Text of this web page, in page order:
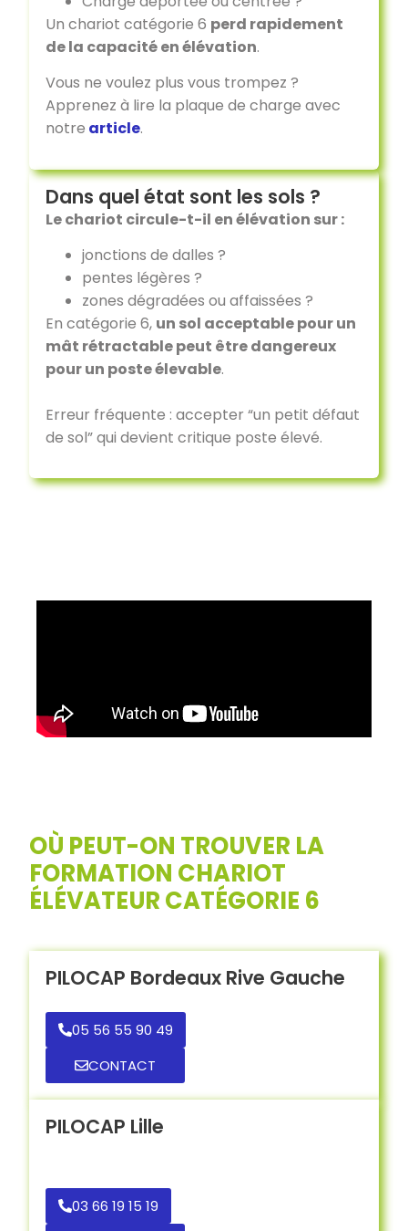
Un chariot catégorie 6 perd rapidement
de la capacité en élévation.
Vous ne voulez plus vous trompez ?
Apprenez à lire la plaque de charge avec
notre article.
Dans quel état sont les sols ?
Le chariot circule-t-il en élévation sur :
jonctions de dalles ?
pentes légères ?
zones dégradées ou affaissées ?
En catégorie 6, un sol acceptable pour un
mât rétractable peut être dangereux
pour un poste élevable.
Erreur fréquente : accepter “un petit défaut
de sol” qui devient critique poste élevé.
OÙ PEUT-ON TROUVER LA
FORMATION CHARIOT
ÉLÉVATEUR CATÉGORIE 6
PILOCAP Bordeaux Rive Gauche
05 56 55 90 49
CONTACT
PILOCAP Lille
03 66 19 15 19